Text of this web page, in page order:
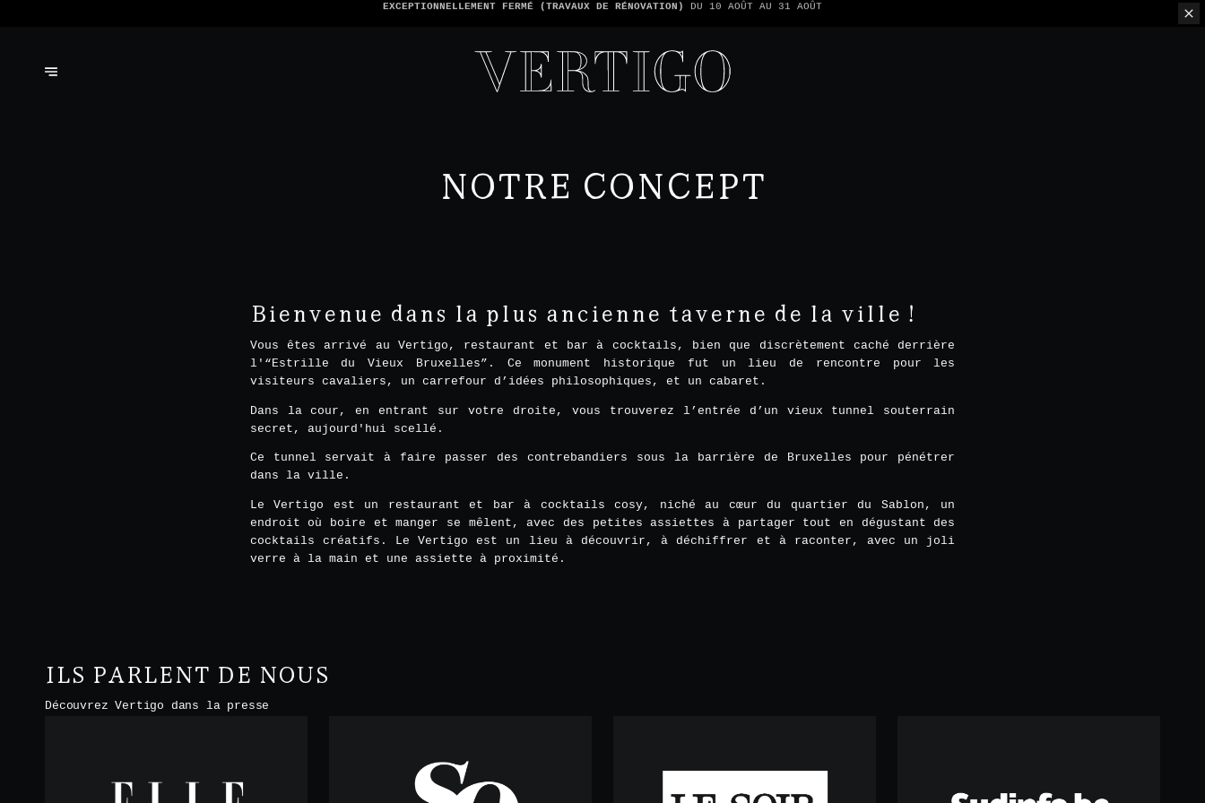
NOUS N'ACCEPTONS PAS LES PAIEMENTS EN ESPÈCE - SEULEMENT PAR CARTE - 1 ADDITION PAR TABLE
NOTRE CONCEPT
Bienvenue dans la plus ancienne taverne de la ville !
Vous êtes arrivé au Vertigo, restaurant et bar à cocktails, bien que discrètement caché derrière
l'“Estrille du Vieux Bruxelles”. Ce monument historique fut un lieu de rencontre pour les
visiteurs cavaliers, un carrefour d’idées philosophiques, et un cabaret.
Dans la cour, en entrant sur votre droite, vous trouverez l’entrée d’un vieux tunnel souterrain
secret, aujourd'hui scellé.
Ce tunnel servait à faire passer des contrebandiers sous la barrière de Bruxelles pour pénétrer
dans la ville.
Le Vertigo est un restaurant et bar à cocktails cosy, niché au cœur du quartier du Sablon, un
endroit où boire et manger se mêlent, avec des petites assiettes à partager tout en dégustant des
cocktails créatifs. Le Vertigo est un lieu à découvrir, à déchiffrer et à raconter, avec un joli
verre à la main et une assiette à proximité.
ILS PARLENT DE NOUS
Découvrez Vertigo dans la presse